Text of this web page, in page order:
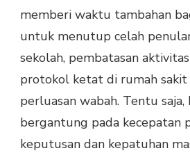
memberi waktu tambahan
untuk menutup celah
sekolah, pembatasan
protokol ketat di rumah sakit
perluasan wabah. Tentu saja,
bergantung pada kecepatan
keputusan dan kepatuhan